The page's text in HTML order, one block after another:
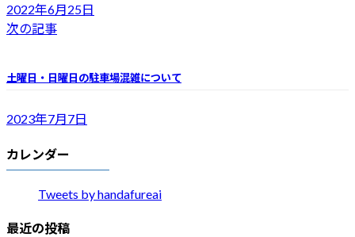
2022年6月25日
次の記事
土曜日・日曜日の駐車場混雑について
2023年7月7日
カレンダー
Tweets by handafureai
最近の投稿